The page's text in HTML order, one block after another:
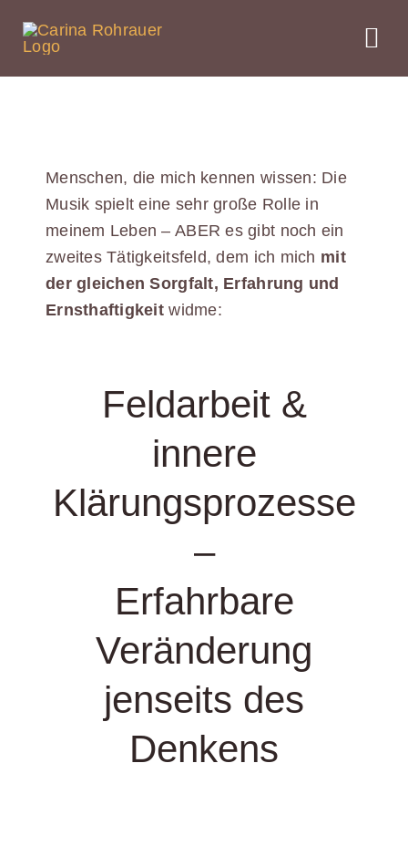
Über
Menschen, die mich kennen wissen: Die
Musik spielt eine sehr große Rolle in
meinem Leben – ABER es gibt noch ein
zweites Tätigkeitsfeld, dem ich mich mit
der gleichen Sorgfalt, Erfahrung und
Ernsthaftigkeit widme:
Feldarbeit &
innere
Klärungsprozesse
–
Erfahrbare
Veränderung
jenseits des
Denkens